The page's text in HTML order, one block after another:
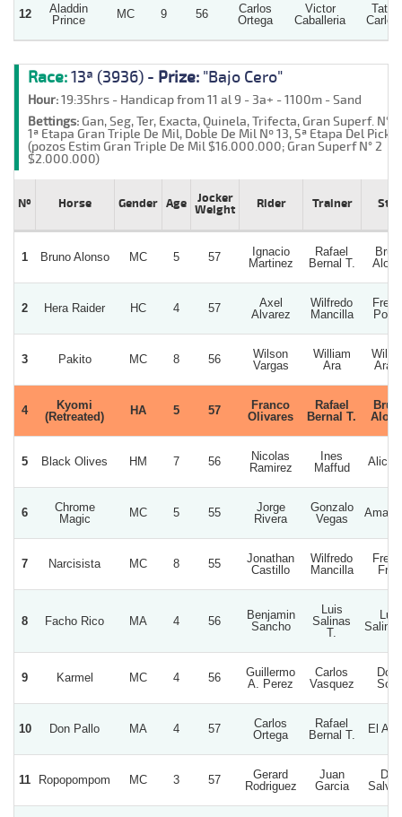
12
Aladdin
Prince
MC 9 56
Carlos
Ortega
Victor
Caballeria
Tata
Carlos
Race:13ª (3936) - Prize: "Bajo Cero"
Hour:19:35hrs - Handicap from 11 al 9 - 3a+ - 1100m - Sand
Bettings:Gan, Seg, Ter, Exacta, Quinela, Trifecta, Gran Superf. N°2,
1ª Etapa Gran Triple De Mil, Doble De Mil Nº 13, 5ª Etapa Del Pick 6
(pozos Estim Gran Triple De Mil $16.000.000; Gran Superf N° 2
$2.000.000)
Nº Horse Gender Age
Jocker
Weight
Rider Trainer
1 Bruno Alonso MC 5 57
Ignacio
Martinez
Rafael
Bernal T.
2 Hera Raider HC 4 57
Axel
Alvarez
Wilfredo
Mancilla
3 Pakito MC 8 56
Wilson
Vargas
William
Ara
Ara
4
Kyomi
(Retreated)
HA 5 57
Franco
Olivares
Rafael
Bernal T.
5 Black Olives HM 7 56
Nicolas
Ramirez
Ines
Maffud
6
Chrome
Magic
MC 5 55
Jorge
Rivera
Gonzalo
Vegas
7 Narcisista MC 8 55
Jonathan
Castillo
Wilfredo
Mancilla
8 Facho Rico MA 4 56
Benjamin
Sancho
Luis
Salinas
T.
Luis
9 Karmel MC 4 56
Guillermo
A. Perez
Carlos
Vasquez
10 Don Pallo MA 4 57
Carlos
Ortega
Rafael
Bernal T.
El
11 Ropopompom MC 3 57
Gerard
Rodriguez
Juan
Garcia
Don